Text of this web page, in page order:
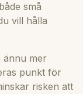
små
vill hålla
ännu mer
punkt för
risken att